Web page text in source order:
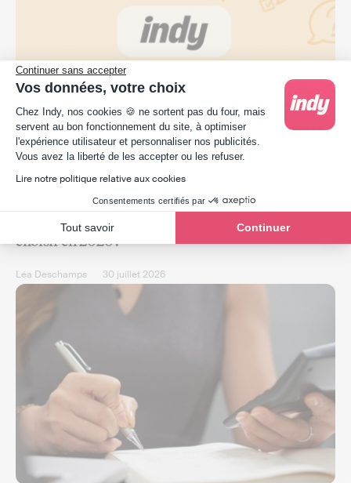
Continuer sans accepter
Vos données, votre choix
Plateforme de Gestion du Consentement :
Chez Indy, nos cookies 🍪 ne sortent pas du four, mais
servent au bon fonctionnement du site, à optimiser
l'expérience utilisateur et personnaliser nos publicités.
Vous avez la liberté de les accepter ou les refuser.
Lire notre politique relative aux cookies
Consentements certifiés par
Tout savoir Continuer
Axeptio consent
Indy vs Pennylane : quel logiciel de comptabilité
choisir en 2026 ?
Léa Deschamps 30 juillet 2026